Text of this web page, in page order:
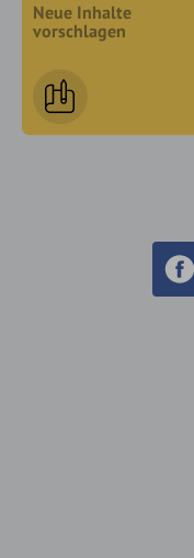
Neue Inhalte
vorschlagen